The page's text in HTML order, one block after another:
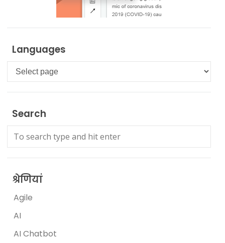
Languages
Languages
Search
श्रेणियां
Agile
AI
AI Chatbot